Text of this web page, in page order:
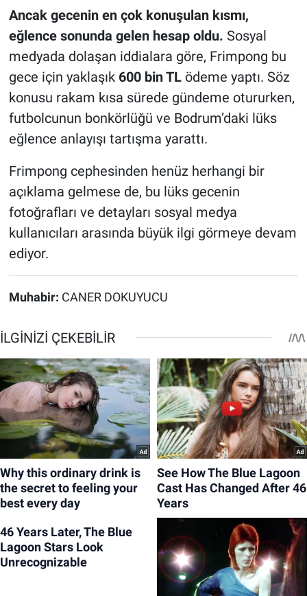
Ancak gecenin en çok konuşulan kısmı,
eğlence sonunda gelen hesap oldu. Sosyal
medyada dolaşan iddialara göre, Frimpong bu
gece için yaklaşık 600 bin TLödeme yaptı. Söz
konusu rakam kısa sürede gündeme otururken,
futbolcunun bonkörlüğü ve Bodrum’daki lüks
eğlence anlayışı tartışma yarattı.
Frimpong cephesinden henüz herhangi bir
açıklama gelmese de, bu lüks gecenin
fotoğrafları ve detayları sosyal medya
kullanıcıları arasında büyük ilgi görmeye devam
ediyor.
Muhabir: CANER DOKUYUCU